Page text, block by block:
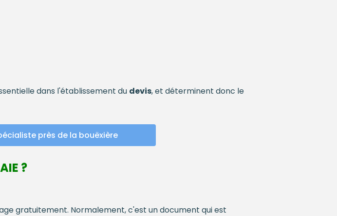
dans l'établissement du devis, et déterminent donc le
près de la bouëxière
?
gratuitement. Normalement, c'est un document qui est